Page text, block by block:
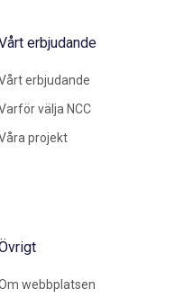
erbjudande
erbjudande
välja NCC
projekt
webbplatsen